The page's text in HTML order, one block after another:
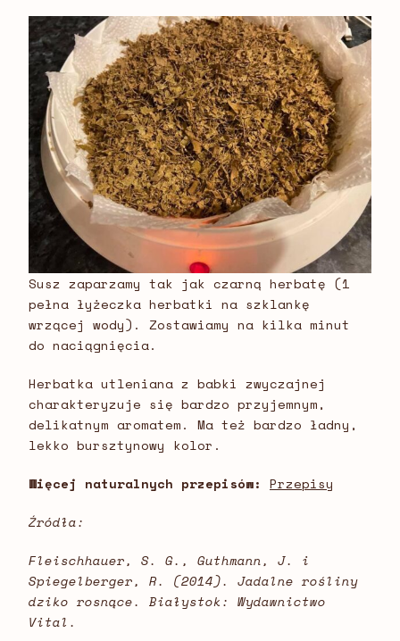
Susz zaparzamy tak jak czarną herbatę (1
pełna łyżeczka herbatki na szklankę
wrzącej wody). Zostawiamy na kilka minut
do naciągnięcia.
Herbatka utleniana z babki zwyczajnej
charakteryzuje się bardzo przyjemnym,
delikatnym aromatem. Ma też bardzo ładny,
lekko bursztynowy kolor.
Więcej naturalnych przepisów: Przepisy
Źródła:
Fleischhauer, S. G., Guthmann, J. i
Spiegelberger, R. (2014). Jadalne rośliny
dziko rosnące. Białystok: Wydawnictwo
Vital.